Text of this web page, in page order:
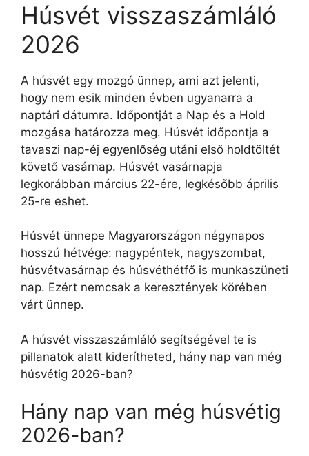
Húsvét visszaszámláló
2026
A húsvét egy mozgó ünnep, ami azt jelenti,
hogy nem esik minden évben ugyanarra a
naptári dátumra. Időpontját a Nap és a Hold
mozgása határozza meg. Húsvét időpontja a
tavaszi nap-éj egyenlőség utáni első holdtöltét
követő vasárnap. Húsvét vasárnapja
legkorábban március 22-ére, legkésőbb április
25-re eshet.
Húsvét ünnepe Magyarországon négynapos
hosszú hétvége: nagypéntek, nagyszombat,
húsvétvasárnap és húsvéthétfő is munkaszüneti
nap. Ezért nemcsak a keresztények körében
várt ünnep.
A húsvét visszaszámláló segítségével te is
pillanatok alatt kiderítheted, hány nap van még
húsvétig 2026-ban?
Hány nap van még húsvétig
2026-ban?